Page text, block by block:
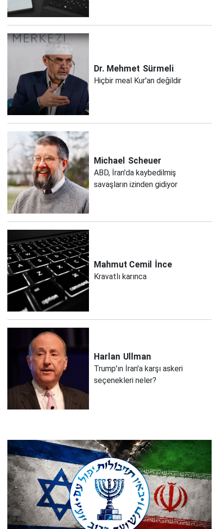
Dr. Mehmet Sürmeli
Hiçbir meal Kur'an değildir
Michael Scheuer
ABD, İran'da kaybedilmiş
savaşların izinden gidiyor
Mahmut Cemil İnce
Kravatlı karınca
Harlan Ullman
Trump'ın İran'a karşı askeri
seçenekleri neler?